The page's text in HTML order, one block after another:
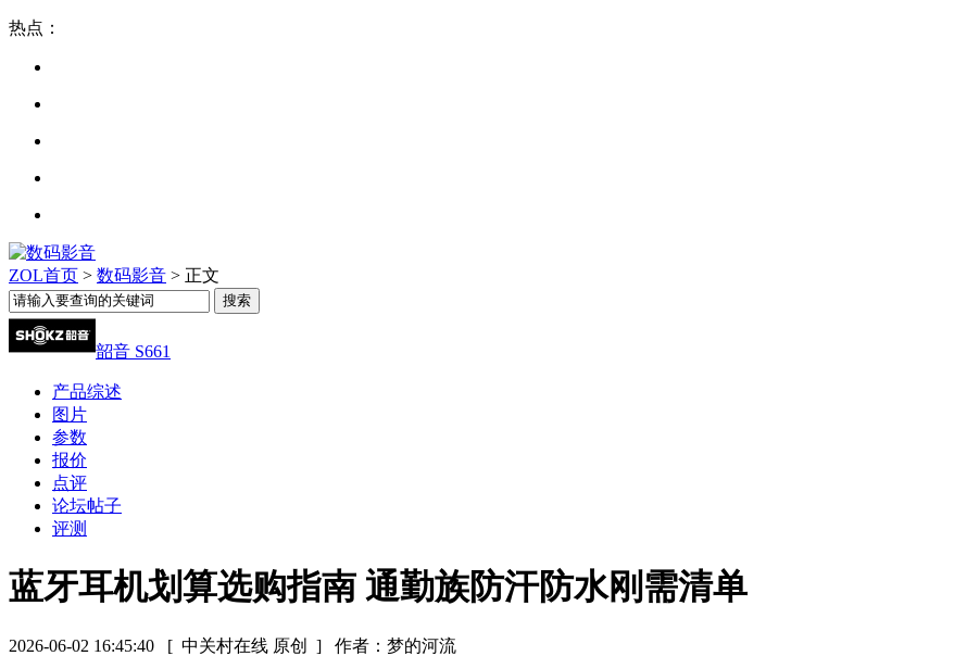
热点：
ZOL首页 > 数码影音 > 正文
韶音 S661
产品综述
图片
参数
报价
点评
论坛帖子
评测
蓝牙耳机划算选购指南 通勤族防汗防水刚需清单
2026-06-02 16:45:40 [ 中关村在线 原创 ] 作者：梦的河流